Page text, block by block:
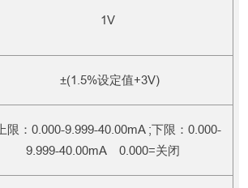
1V
±(1.5%设定值+3V)
上限：0.000-9.999-40.00mA ;下限：0.000-
9.999-40.00mA 0.000=关闭